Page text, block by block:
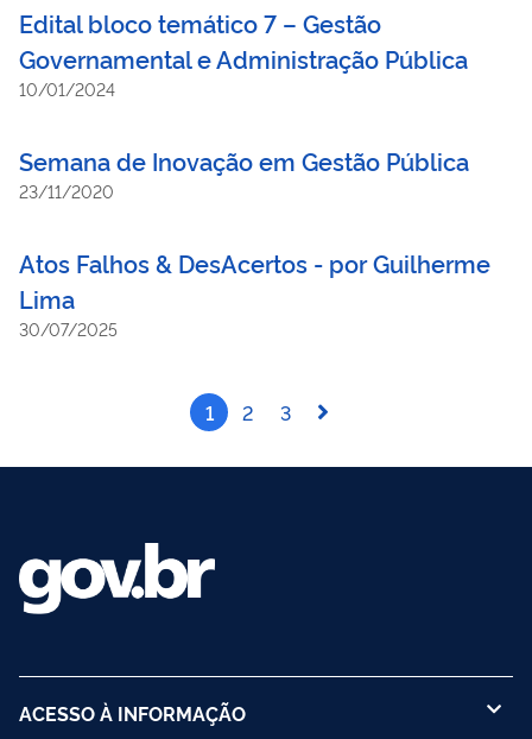
Edital bloco temático 7 – Gestão
Governamental e Administração Pública
10/01/2024
Semana de Inovação em Gestão Pública
23/11/2020
Atos Falhos & DesAcertos - por Guilherme
Lima
30/07/2025
1 2 3
ACESSO À INFORMAÇÃO